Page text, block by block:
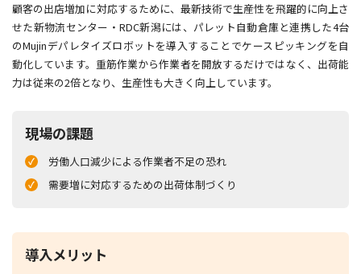
顧客の出店増加に対応するために、最新技術で生産性を飛躍的に向上さ
せた新物流センター・RDC新潟には、パレット自動倉庫と連携した4台
のMujinデパレタイズロボットを導入することでケースピッキングを自
動化しています。重筋作業から作業者を開放するだけではなく、出荷能
力は従来の2倍となり、生産性も大きく向上しています。
現場の課題
労働人口減少による作業者不足の恐れ
需要増に対応するための出荷体制づくり
導入メリット